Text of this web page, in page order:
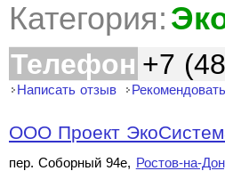
Категория:
Телефон +7
Написать отзыв Рекомендовать
ООО Проект
пер. Соборный 94е, Ростов-на-